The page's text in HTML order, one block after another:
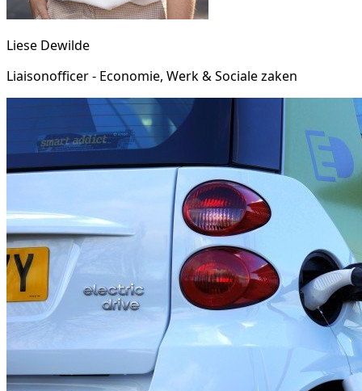
Liese Dewilde
Liaisonofficer - Economie, Werk & Sociale zaken